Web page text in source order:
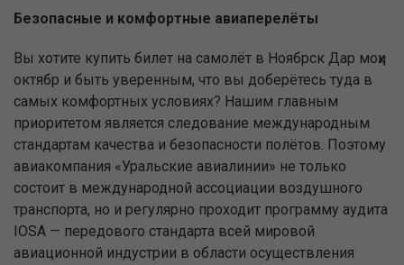
Безопасные и комфортные авиаперелёты
Вы хотите купить билет на самолёт в Ноябрск Дар моҳи
октябр и быть уверенным, что вы доберётесь туда в
самых комфортных условиях? Нашим главным
приоритетом является следование международным
стандартам качества и безопасности полётов. Поэтому
авиакомпания «Уральские авиалинии» не только
состоит в международной ассоциации воздушного
транспорта, но и регулярно проходит программу аудита
IOSA — передового стандарта всей мировой
авиационной индустрии в области осуществления